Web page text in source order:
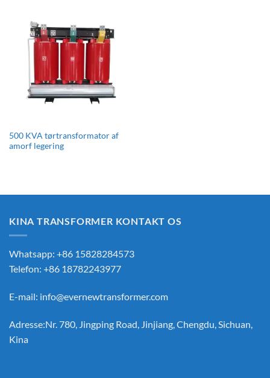
500 KVA tørtransformator af
amorf legering
KINA TRANSFORMER KONTAKT OS
Whatsapp: +86 15828284573
Telefon: +86 18782243977
E-mail: info@evernewtransformer.com
Adresse:Nr. 780, Jingping Road, Jinjiang, Chengdu, Sichuan,
Kina